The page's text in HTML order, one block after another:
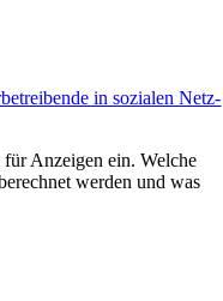
in so­zia­len Netz­
An­zei­gen ein. Wel­che
wer­den und was